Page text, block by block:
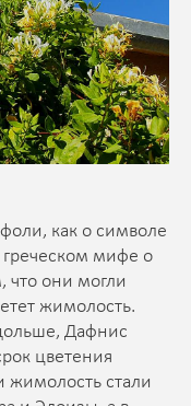
как о символе
мифе о
что они могли
жимолость.
Дафнис
цветения
стали